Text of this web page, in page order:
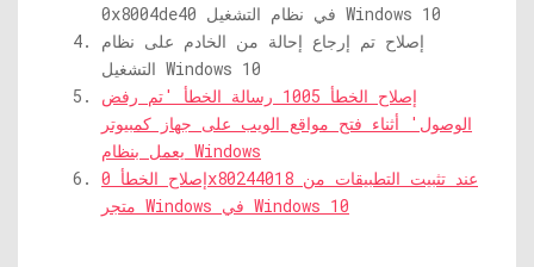
0x8004de40 في نظام التشغيل Windows 10
إصلاح تم إرجاع إحالة من الخادم على نظام
التشغيل Windows 10
إصلاح الخطأ 1005 رسالة الخطأ 'تم رفض
الوصول' أثناء فتح مواقع الويب على جهاز كمبيوتر
يعمل بنظام Windows
إصلاح الخطأ 0x80244018 عند تثبيت التطبيقات من
متجر Windows في Windows 10